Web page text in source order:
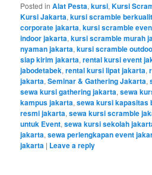
Posted in Alat Pesta,kursi,Kursi
Kursi Jakarta,kursi scramble
corporate jakarta,kursi scramble
indoor jakarta,kursi scramble murah
nyaman jakarta,kursi scramble
siap kirim jakarta,rental kursi event
jabodetabek,rental kursi lipat jakarta,
jakarta,Seminar & Gathering Jakarta,
sewa kursi gathering jakarta,sewa
kampus jakarta,sewa kursi kapasitas
resmi jakarta,sewa kursi scramble
untuk Event,sewa kursi sekolah
jakarta,sewa perlengkapan event
jakarta | Leave a reply